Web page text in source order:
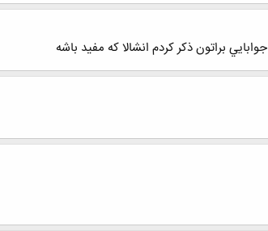
براتون ذكر كردم انشالا كه مفيد باشه